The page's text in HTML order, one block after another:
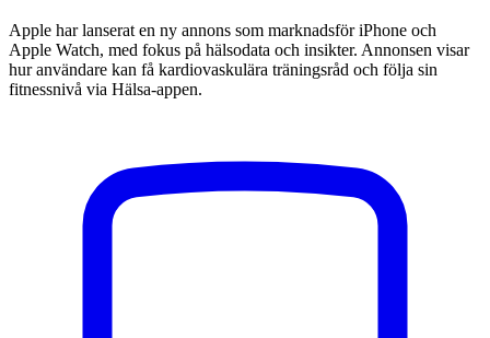
Apple har lanserat en ny annons som marknadsför iPhone och
Apple Watch, med fokus på hälsodata och insikter. Annonsen visar
hur användare kan få kardiovaskulära träningsråd och följa sin
fitnessnivå via Hälsa-appen.